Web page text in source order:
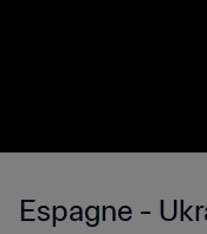
Espagne -